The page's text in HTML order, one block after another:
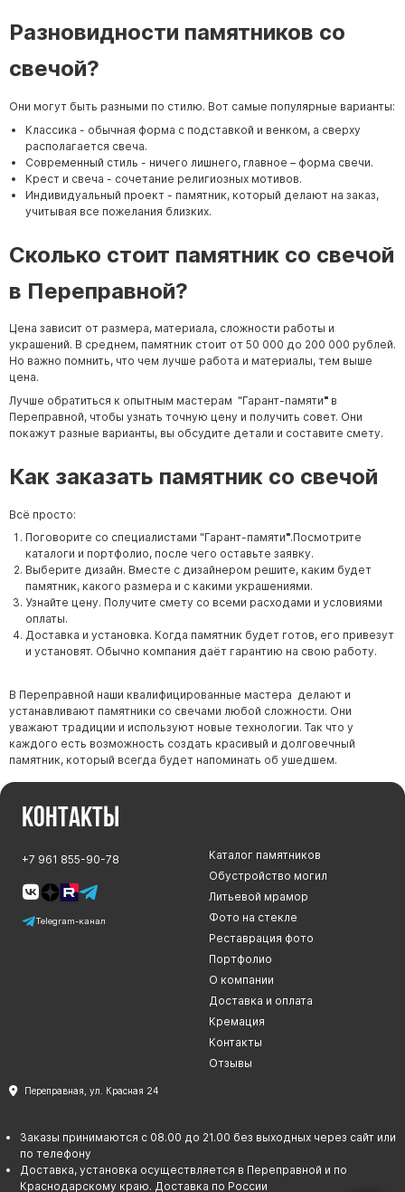
Разновидности памятников со
свечой?
Они могут быть разными по стилю. Вот самые популярные варианты:
Классика - обычная форма с подставкой и венком, а сверху
располагается свеча.
Современный стиль - ничего лишнего, главное – форма свечи.
Крест и свеча - сочетание религиозных мотивов.
Индивидуальный проект - памятник, который делают на заказ,
учитывая все пожелания близких.
Сколько стоит памятник со свечой
в Переправной?
Цена зависит от размера, материала, сложности работы и
украшений. В среднем, памятник стоит от 50 000 до 200 000 рублей.
Но важно помнить, что чем лучше работа и материалы, тем выше
цена.
Лучше обратиться к опытным мастерам "Гарант-памяти" в
Переправной, чтобы узнать точную цену и получить совет. Они
покажут разные варианты, вы обсудите детали и составите смету.
Как заказать памятник со свечой
Всё просто:
Поговорите со специалистами "Гарант-памяти".Посмотрите
каталоги и портфолио, после чего оставьте заявку.
Выберите дизайн. Вместе с дизайнером решите, каким будет
памятник, какого размера и с какими украшениями.
Узнайте цену. Получите смету со всеми расходами и условиями
оплаты.
Доставка и установка. Когда памятник будет готов, его привезут
и установят. Обычно компания даёт гарантию на свою работу.
В Переправной наши квалифицированные мастера делают и
устанавливают памятники со свечами любой сложности. Они
уважают традиции и используют новые технологии. Так что у
каждого есть возможность создать красивый и долговечный
памятник, который всегда будет напоминать об ушедшем.
Контакты
+7 961 855-90-78
Telegram-канал
Каталог памятников
Обустройство могил
Литьевой мрамор
Фото на стекле
Реставрация фото
Портфолио
О компании
Доставка и оплата
Кремация
Контакты
Отзывы
Переправная, ул. Красная 24
Заказы принимаются с 08.00 до 21.00 без выходных через сайт или
по телефону
Доставка, установка осуществляется в Переправной и по
Краснодарскому краю. Доставка по России